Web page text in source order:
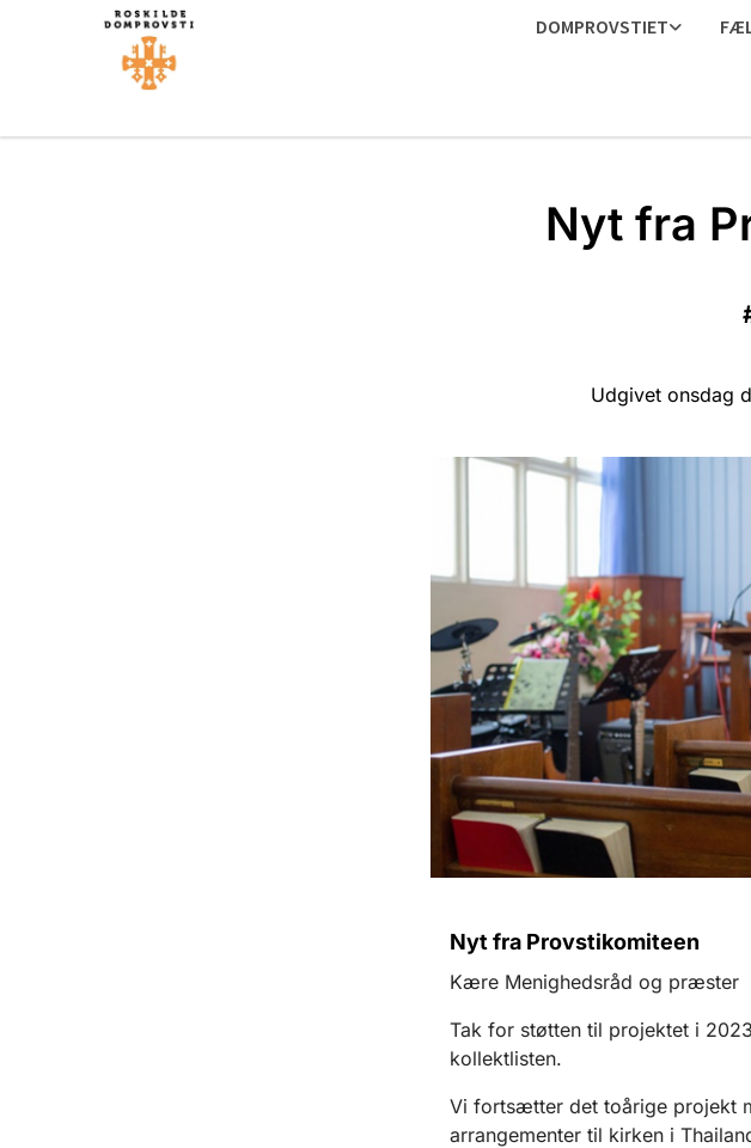
DOMPROVSTIET
Nyt fra
Udgivet onsdag
Nyt fra Provstikomiteen
Kære Menighedsråd og præster
Tak for støtten til projektet i
kollektlisten.
Vi fortsætter det toårige projekt
arrangementer til kirken i